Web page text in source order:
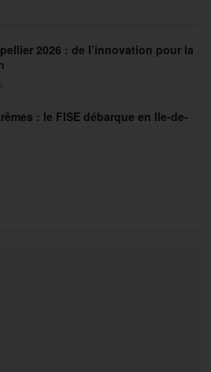
2026 : de l’innovation pour la
: le FISE débarque en Ile-de-